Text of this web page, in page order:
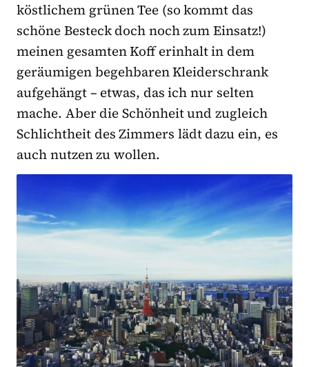
köstlichem grünen Tee (so kommt das
schöne Besteck doch noch zum Einsatz!)
meinen gesamten Koff erinhalt in dem
geräumigen begehbaren Kleiderschrank
aufgehängt – etwas, das ich nur selten
mache. Aber die Schönheit und zugleich
Schlichtheit des Zimmers lädt dazu ein, es
auch nutzen zu wollen.